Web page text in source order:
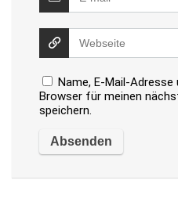
Name, E-Mail-
Browser für meinen
speichern.